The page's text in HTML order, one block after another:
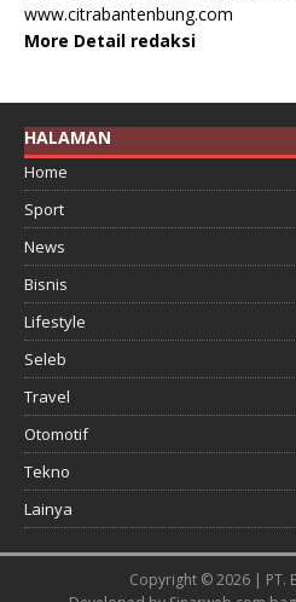
www.citrabantenbung.com
More Detail redaksi
HALAMAN
Home
Sport
News
Bisnis
Lifestyle
Seleb
Travel
Otomotif
Tekno
Lainya
Copyright © 2026 | PT.